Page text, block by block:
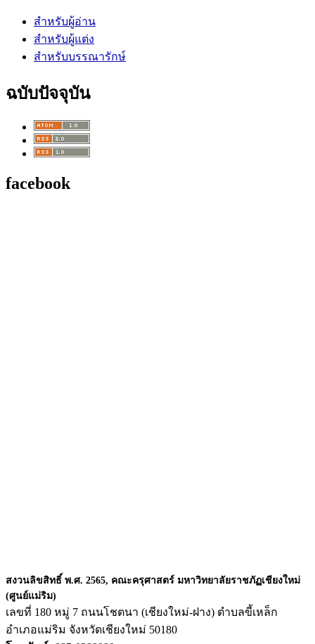
สำหรับผู้อ่าน
สำหรับผู้แต่ง
สำหรับบรรณารักษ์
ฉบับปัจจุบัน
facebook
สงวนลิขสิทธิ์ พ.ศ. 2565, คณะครุศาสตร์ มหาวิทยาลัยราชภัฏเชียงใหม่
(ศูนย์แม่ริม)
เลขที่ 180 หมู่ 7 ถนนโชตนา (เชียงใหม่-ฝาง) ตำบลขี้เหล็ก
อำเภอแม่ริม จังหวัดเชียงใหม่ 50180